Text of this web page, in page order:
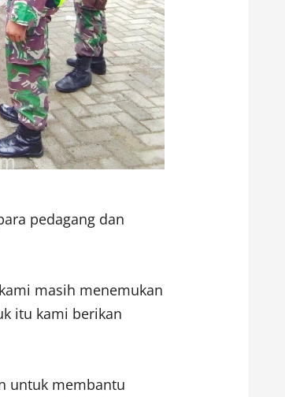
pedagang dan
masih menemukan
itu kami berikan
untuk membantu